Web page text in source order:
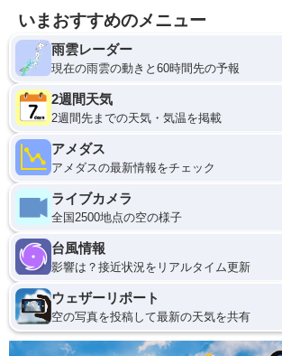
いまおすすめのメニュー
雨雲レーダー
現在の雨雲の動きと60時間先の予報
2週間天気
2週間先までの天気・気温を掲載
アメダス
アメダスの最新情報をチェック
ライブカメラ
全国2500地点の空の様子
台風情報
影響は？接近状況をリアルタイム更新
ウェザーリポート
空の写真を投稿して最新の天気を共有